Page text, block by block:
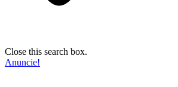
Close this search box.
Anuncie!